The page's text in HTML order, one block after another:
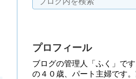
プロフィール
ブログの管理人「ふく」で
の４０歳、パート主婦です